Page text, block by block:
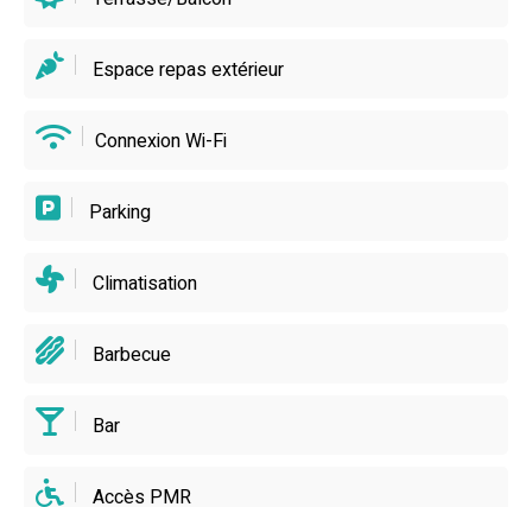
Espace repas extérieur
Connexion Wi-Fi
Parking
Climatisation
Barbecue
Bar
Accès PMR